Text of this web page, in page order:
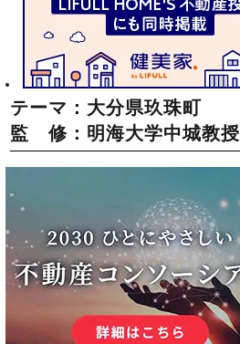
テーマ：大分県玖珠町
監 修：明海大学中城教授